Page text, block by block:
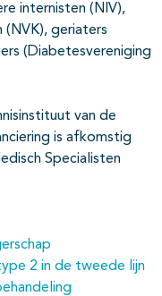
internisten (NIV),
(NVK), geriaters
(Diabetesvereniging
van de
is afkomstig
Specialisten
2 in de tweede lijn